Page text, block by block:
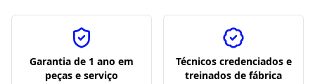
Garantia de 1 ano em
peças e serviço
Técnicos credenciados e
treinados de fábrica